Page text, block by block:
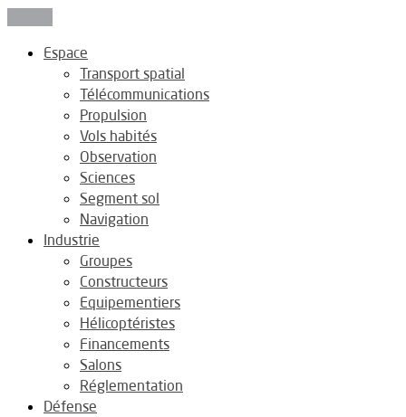
Espace
Transport spatial
Télécommunications
Propulsion
Vols habités
Observation
Sciences
Segment sol
Navigation
Industrie
Groupes
Constructeurs
Equipementiers
Hélicoptéristes
Financements
Salons
Réglementation
Défense